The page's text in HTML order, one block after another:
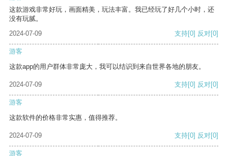
这款游戏非常好玩，画面精美，玩法丰富。我已经玩了好几个小时，还
没有玩腻。
2024-07-09
支持[0] 反对[0]
游客
这款app的用户群体非常庞大，我可以结识到来自世界各地的朋友。
2024-07-09 支持[0] 反对[0]
游客
这款软件的价格非常实惠，值得推荐。
2024-07-09 支持[0] 反对[0]
游客